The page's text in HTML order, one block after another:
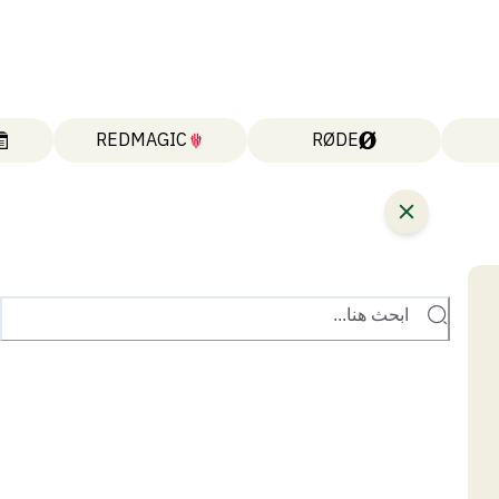
RØDE
REDMAGIC
ابحث هنا...